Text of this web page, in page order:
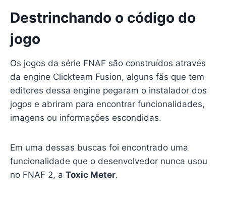
Destrinchando o código do
jogo
Os jogos da série FNAF são construídos através
da engine Clickteam Fusion, alguns fãs que tem
editores dessa engine pegaram o instalador dos
jogos e abriram para encontrar funcionalidades,
imagens ou informações escondidas.
Em uma dessas buscas foi encontrado uma
funcionalidade que o desenvolvedor nunca usou
no FNAF 2, a Toxic Meter.